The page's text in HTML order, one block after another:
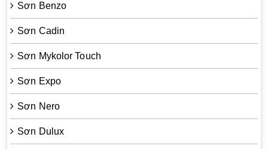
Sơn Benzo
Sơn Cadin
Sơn Mykolor Touch
Sơn Expo
Sơn Nero
Sơn Dulux